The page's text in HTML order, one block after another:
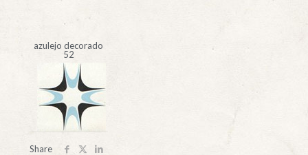
azulejo decorado
52
Share